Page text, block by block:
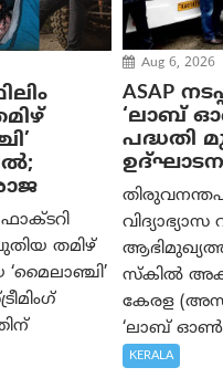
തമിഴ്
‘മൈലാഞ്ചി’
Aug 6, 2026
ASAP
‘ലാബ്
പദ്ധതി
വിദ്യാഭ്യാസ
സ്കിൽ
കേരള
‘ലാബ് ഓൺ
KERALA